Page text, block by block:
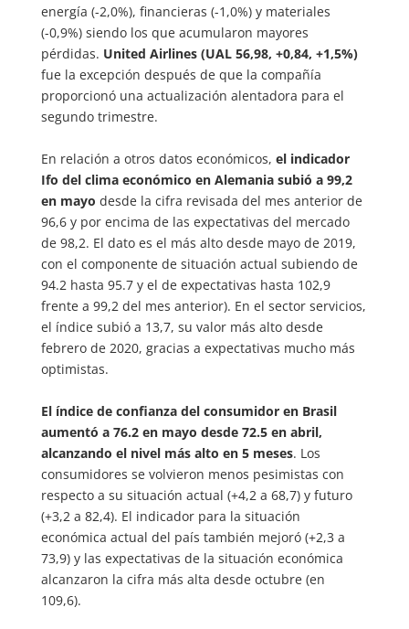
energía (-2,0%), financieras (-1,0%) y materiales
(-0,9%) siendo los que acumularon mayores
pérdidas. United Airlines (UAL 56,98, +0,84, +1,5%)
fue la excepción después de que la compañía
proporcionó una actualización alentadora para el
segundo trimestre.
En relación a otros datos económicos, el indicador
Ifo del clima económico en Alemania subió a 99,2
en mayo desde la cifra revisada del mes anterior de
96,6 y por encima de las expectativas del mercado
de 98,2. El dato es el más alto desde mayo de 2019,
con el componente de situación actual subiendo de
94.2 hasta 95.7 y el de expectativas hasta 102,9
frente a 99,2 del mes anterior). En el sector servicios,
el índice subió a 13,7, su valor más alto desde
febrero de 2020, gracias a expectativas mucho más
optimistas.
El índice de confianza del consumidor en Brasil
aumentó a 76.2 en mayo desde 72.5 en abril,
alcanzando el nivel más alto en 5 meses. Los
consumidores se volvieron menos pesimistas con
respecto a su situación actual (+4,2 a 68,7) y futuro
(+3,2 a 82,4). El indicador para la situación
económica actual del país también mejoró (+2,3 a
73,9) y las expectativas de la situación económica
alcanzaron la cifra más alta desde octubre (en
109,6).